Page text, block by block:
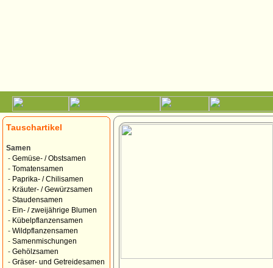
Tauschartikel
Samen
- Gemüse- / Obstsamen
- Tomatensamen
- Paprika- / Chilisamen
- Kräuter- / Gewürzsamen
- Staudensamen
- Ein- / zweijährige Blumen
- Kübelpflanzensamen
- Wildpflanzensamen
- Samenmischungen
- Gehölzsamen
- Gräser- und Getreidesamen